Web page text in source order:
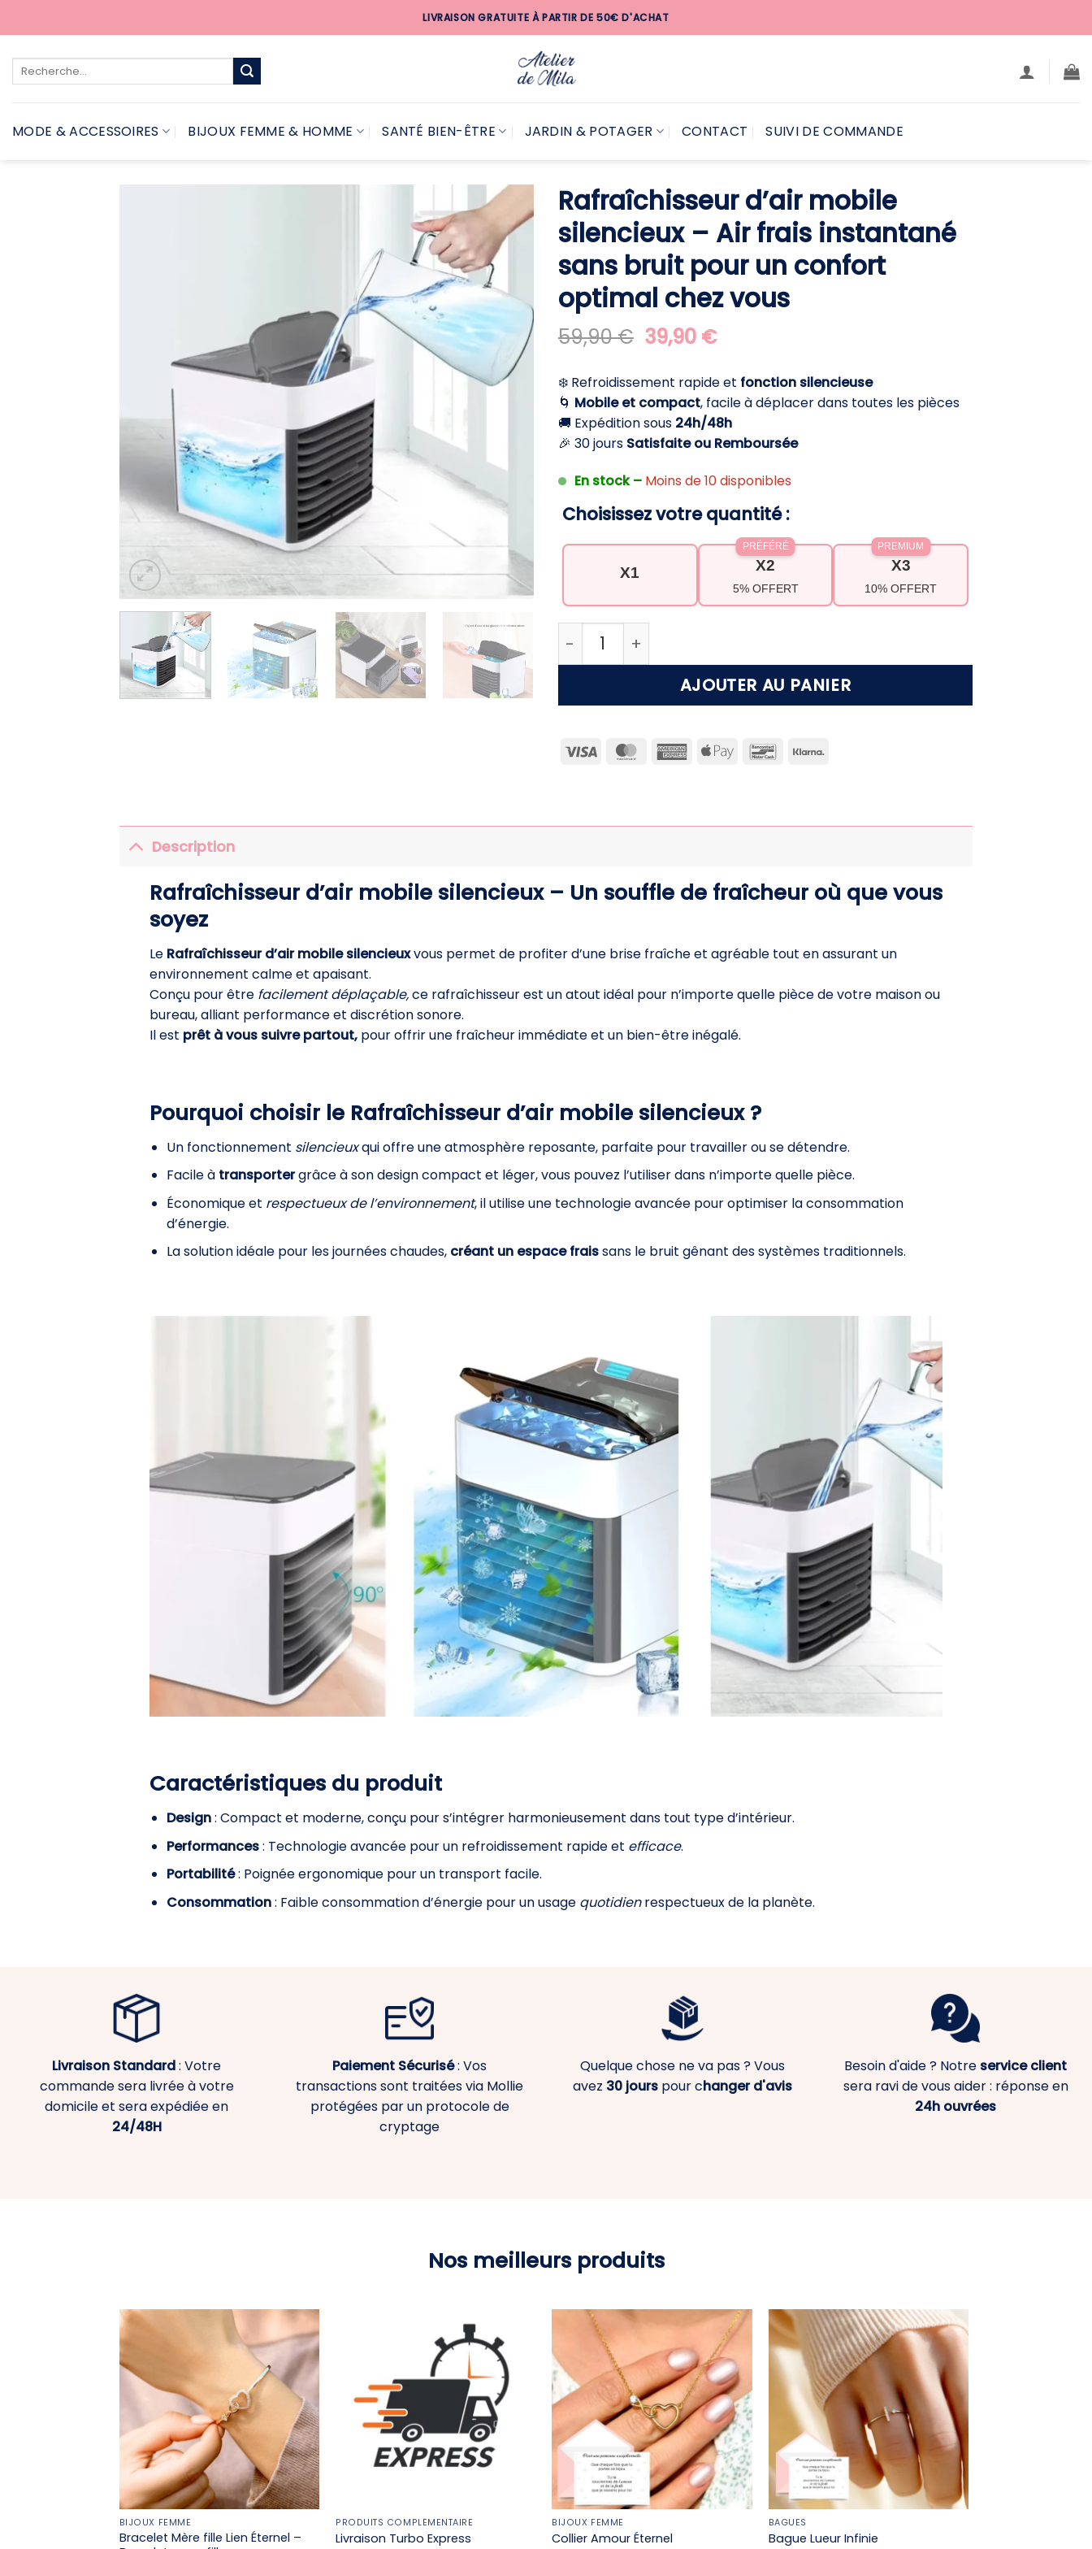
LIVRAISON GRATUITE À PARTIR DE 50€ D'ACHAT
Recherche
MODE & ACCESSOIRES BIJOUX FEMME & HOMME SANTÉ BIEN-ÊTRE JARDIN & POTAGER CONTACT SUIVI DE COMMANDE
Rafraîchisseur d’air mobile
silencieux – Air frais instantané
sans bruit pour un confort
optimal chez vous
59,90€ Le
prix
initial
était :
59,90 €.
39,90 €Le
actuel
est :
39,90 €.
❄️ Refroidissement rapide et fonction silencieuse
🌀 Mobile et compact, facile à déplacer dans toutes les pièces
🚚 Expédition sous 24h/48h
🎉 30 jours Satisfaite ou Remboursée
En stock – Moins de 10 disponibles
Choisissez votre quantité :
X1 X2
5% OFFERT
PRÉFÉRÉ
X3
10% OFFERT
PREMIUM
quantité de Rafraîchisseur d'air mobile silencieux – Air frais
AJOUTER AU PANIER
Visa MasterCardAmericanApple
Bancontact
Klarna
Description
Rafraîchisseur d’air mobile silencieux – Un souffle de fraîcheur où que vous
soyez
Le Rafraîchisseur d’air mobile silencieuxvous permet de profiter d’une brise fraîche et agréable tout en assurant un
environnement calme et apaisant.
Conçu pour être facilement déplaçable,ce rafraîchisseur est un atout idéal pour n’importe quelle pièce de votre maison ou
bureau, alliant performance et discrétion sonore.
Il est prêt à vous suivre partout,pour offrir une fraîcheur immédiate et un bien-être inégalé.
Pourquoi choisir le Rafraîchisseur d’air mobile silencieux ?
Un fonctionnement silencieuxqui offre une atmosphère reposante, parfaite pour travailler ou se détendre.
Facile à transportergrâce à son design compact et léger, vous pouvez l’utiliser dans n’importe quelle pièce.
Économique et respectueux de l’environnement, il utilise une technologie avancée pour optimiser la consommation
d’énergie.
La solution idéale pour les journées chaudes, créant un espace fraissans le bruit gênant des systèmes traditionnels.
Caractéristiques du produit
Design: Compact et moderne, conçu pour s’intégrer harmonieusement dans tout type d’intérieur.
Performances: Technologie avancée pour un refroidissement rapide et efficace.
Portabilité: Poignée ergonomique pour un transport facile.
Consommation: Faible consommation d’énergie pour un usage quotidienrespectueux de la planète.
Livraison Standard: Votre
commande sera livrée à votre
domicile et sera expédiée en
24/48H
Paiement Sécurisé: Vos
transactions sont traitées via Mollie
protégées par un protocole de
cryptage
Quelque chose ne va pas ? Vous
avez 30 jours pour changer d'avis
Besoin d'aide ? Notre service client
sera ravi de vous aider : réponse en
24h ouvrées
Nos meilleurs produits
BIJOUX FEMME
Bracelet Mère fille​ Lien Éternel –
PRODUITS COMPLÉMENTAIRE
Livraison Turbo Express
BIJOUX FEMME
Collier Amour Éternel
BAGUES
Bague Lueur Infinie